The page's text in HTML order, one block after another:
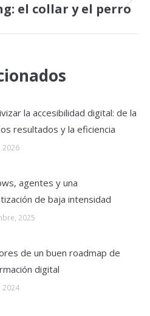
Publicación
el collar y el perro
la accesibilidad digital: de la
resultados y la eficiencia
2026
agentes y una
de baja intensidad
2025
de un buen roadmap de
digital
2024